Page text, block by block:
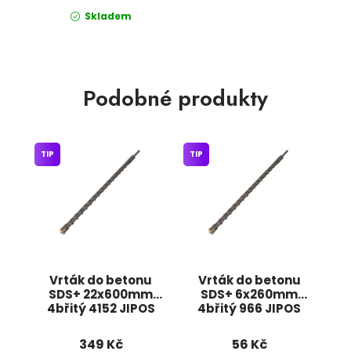
Skladem
Podobné produkty
Vrták do betonu
SDS+ 22x600mm
4břitý 4152 JIPOS
TIP
349 Kč
Vrták do betonu
SDS+ 6x260mm
4břitý 966 JIPOS
TIP
56 Kč